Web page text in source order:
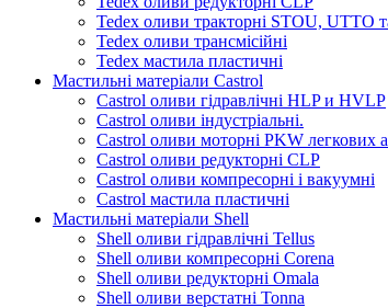
Tedex оливи тракторні STOU, UTTO
Tedex оливи трансмісійні
Tedex мастила пластичні
Мастильні матеріали Castrol
Castrol оливи гідравлічні HLP и HVLP
Castrol оливи індустріальні.
Castrol оливи моторні PKW легкових
Castrol оливи редукторні CLP
Castrol оливи компресорні і вакуумні
Castrol мастила пластичні
Мастильні матеріали Shell
Shell оливи гідравлічні Tellus
Shell оливи компресорні Corena
Shell оливи редукторні Omala
Shell оливи верстатні Tonna